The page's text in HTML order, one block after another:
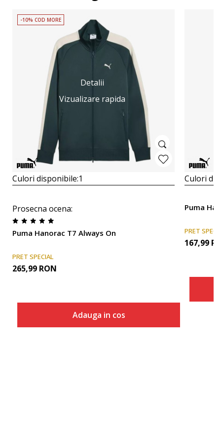
Detalii
Vizualizare rapida
-10% COD MORE
Culori disponibile:1
Prosecna ocena:
Puma Hanorac T7 Always On
PRET SPECIAL
265,99 RON
Adauga in cos
Culori
Puma
PRET
167,99